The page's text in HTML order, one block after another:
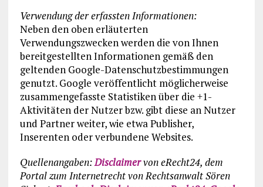
Verwendung der erfassten Informationen:
Neben den oben erläuterten
Verwendungszwecken werden die von Ihnen
bereitgestellten Informationen gemäß den
geltenden Google-Datenschutzbestimmungen
genutzt. Google veröffentlicht möglicherweise
zusammengefasste Statistiken über die +1-
Aktivitäten der Nutzer bzw. gibt diese an Nutzer
und Partner weiter, wie etwa Publisher,
Inserenten oder verbundene Websites.
Quellenangaben:Disclaimervon eRecht24, dem
Portal zum Internetrecht von Rechtsanwalt Sören